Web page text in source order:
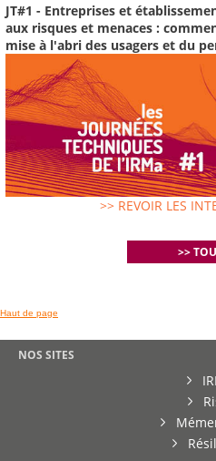
JT#1 - Entreprises et
aux risques et menaces :
mise à l'abri des usagers et du
>> REVOIR LES
>>
Haut de page
NOS SITES